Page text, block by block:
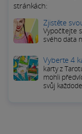
stránkách:
Zjistěte
Vypočítejte
svého data
Vyberte 4
karty z
mohli
svůj